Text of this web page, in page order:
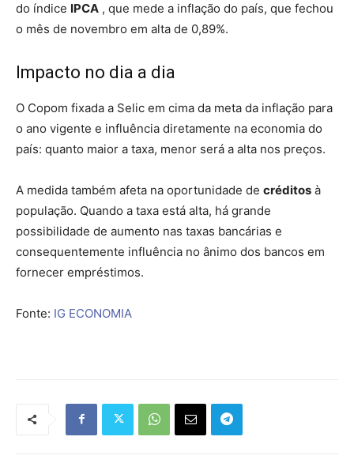
do índice IPCA , que mede a inflação do país, que fechou
o mês de novembro em alta de 0,89%.
Impacto no dia a dia
O Copom fixada a Selic em cima da meta da inflação para
o ano vigente e influência diretamente na economia do
país: quanto maior a taxa, menor será a alta nos preços.
A medida também afeta na oportunidade de créditos à
população. Quando a taxa está alta, há grande
possibilidade de aumento nas taxas bancárias e
consequentemente influência no ânimo dos bancos em
fornecer empréstimos.
Fonte: IG ECONOMIA